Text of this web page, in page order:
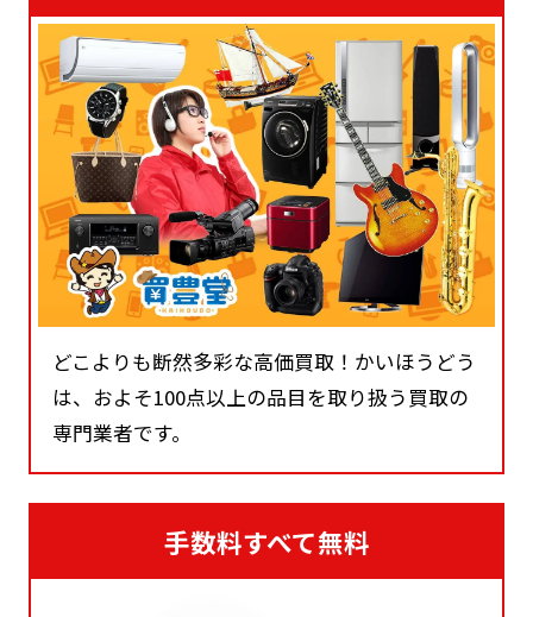
どこよりも断然多彩な高価買取！かいほうどう
は、およそ100点以上の品目を取り扱う買取の
専門業者です。
手数料すべて無料